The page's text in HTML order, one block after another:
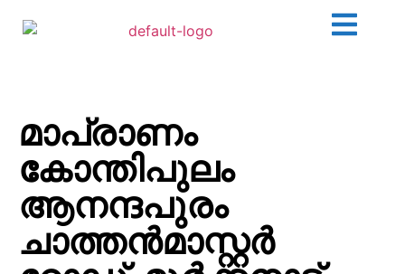
മാപ്രാണം
കോന്തിപുലം
ആനന്ദപുരം
ചാത്തന്‍മാസ്റ്റര്‍